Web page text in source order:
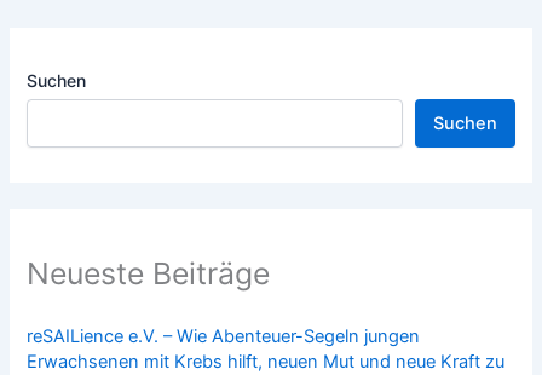
Suchen
Suchen
Neueste Beiträge
reSAILience e.V. – Wie Abenteuer-Segeln jungen
Erwachsenen mit Krebs hilft, neuen Mut und neue Kraft zu